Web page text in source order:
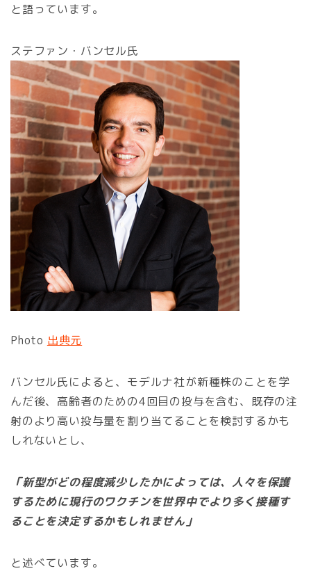
と語っています。
ステファン・バンセル氏
Photo 出典元
バンセル氏によると、モデルナ社が新種株のことを学
んだ後、高齢者のための4回目の投与を含む、既存の注
射のより高い投与量を割り当てることを検討するかも
しれないとし、
「新型がどの程度減少したかによっては、人々を保護
するために現行のワクチンを世界中でより多く接種す
ることを決定するかもしれません」
と述べています。